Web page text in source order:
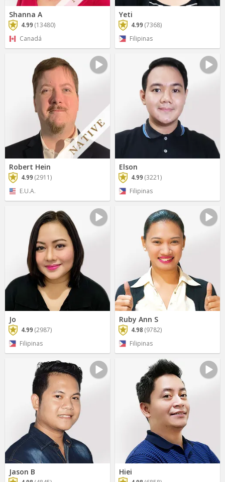
Shanna A
4.99 (13480)
Canadá
Yeti
4.99 (7368)
Filipinas
Robert Hein
4.99 (2911)
E.U.A.
Elson
4.99 (3221)
Filipinas
Jo
4.99 (2987)
Filipinas
Ruby Ann S
4.98 (9782)
Filipinas
Jason B Hiei